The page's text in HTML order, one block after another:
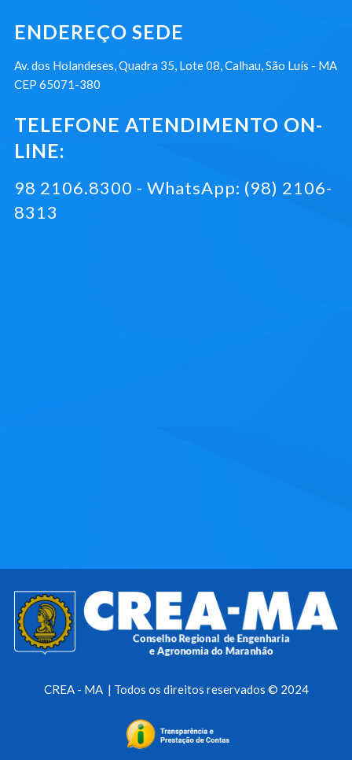
ENDEREÇO SEDE
Av. dos Holandeses, Quadra 35, Lote 08, Calhau, São Luís - MA
CEP 65071-380
TELEFONE ATENDIMENTO ON-
LINE:
98 2106.8300 - WhatsApp: (98) 2106-
8313
CREA - MA | Todos os direitos reservados © 2024